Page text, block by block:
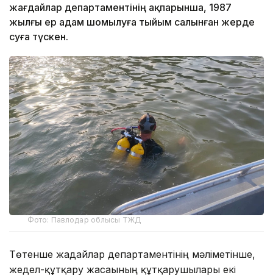
жағдайлар департаментінің ақпарынша, 1987
жылғы ер адам шомылуға тыйым салынған жерде
суға түскен.
Фото: Павлодар облысы ТЖД
Төтенше жағдайлар департаментінің мәліметінше,
жедел-құтқару жасағының құтқарушылары екі